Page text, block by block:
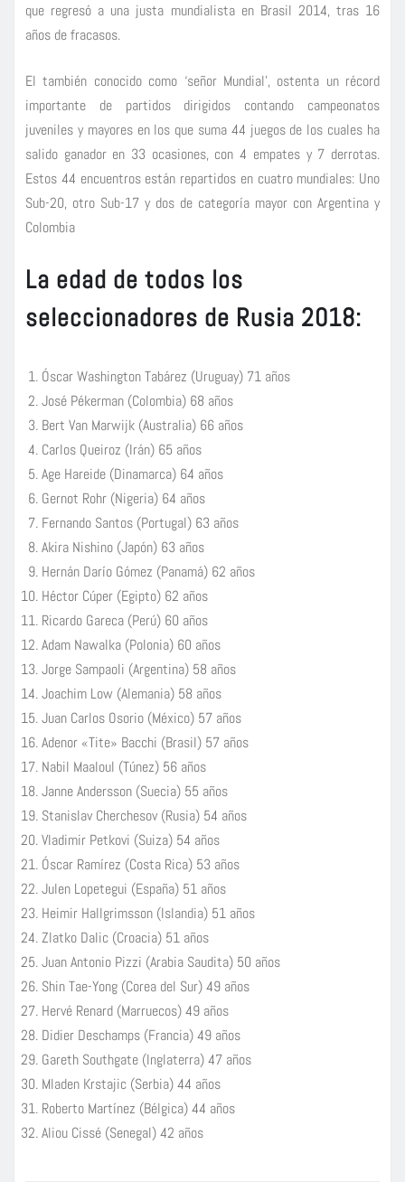
que regresó a una justa mundialista en Brasil 2014, tras 16
años de fracasos.
El también conocido como ‘señor Mundial’, ostenta un récord
importante de partidos dirigidos contando campeonatos
juveniles y mayores en los que suma 44 juegos de los cuales ha
salido ganador en 33 ocasiones, con 4 empates y 7 derrotas.
Estos 44 encuentros están repartidos en cuatro mundiales: Uno
Sub-20, otro Sub-17 y dos de categoría mayor con Argentina y
Colombia
La edad de todos los
seleccionadores de Rusia 2018:
Óscar Washington Tabárez (Uruguay) 71 años
José Pékerman (Colombia) 68 años
Bert Van Marwijk (Australia) 66 años
Carlos Queiroz (Irán) 65 años
Age Hareide (Dinamarca) 64 años
Gernot Rohr (Nigeria) 64 años
Fernando Santos (Portugal) 63 años
Akira Nishino (Japón) 63 años
Hernán Darío Gómez (Panamá) 62 años
Héctor Cúper (Egipto) 62 años
Ricardo Gareca (Perú) 60 años
Adam Nawalka (Polonia) 60 años
Jorge Sampaoli (Argentina) 58 años
Joachim Low (Alemania) 58 años
Juan Carlos Osorio (México) 57 años
Adenor «Tite» Bacchi (Brasil) 57 años
Nabil Maaloul (Túnez) 56 años
Janne Andersson (Suecia) 55 años
Stanislav Cherchesov (Rusia) 54 años
Vladimir Petkovi (Suiza) 54 años
Óscar Ramírez (Costa Rica) 53 años
Julen Lopetegui (España) 51 años
Heimir Hallgrimsson (Islandia) 51 años
Zlatko Dalic (Croacia) 51 años
Juan Antonio Pizzi (Arabia Saudita) 50 años
Shin Tae-Yong (Corea del Sur) 49 años
Hervé Renard (Marruecos) 49 años
Didier Deschamps (Francia) 49 años
Gareth Southgate (Inglaterra) 47 años
Mladen Krstajic (Serbia) 44 años
Roberto Martínez (Bélgica) 44 años
Aliou Cissé (Senegal) 42 años